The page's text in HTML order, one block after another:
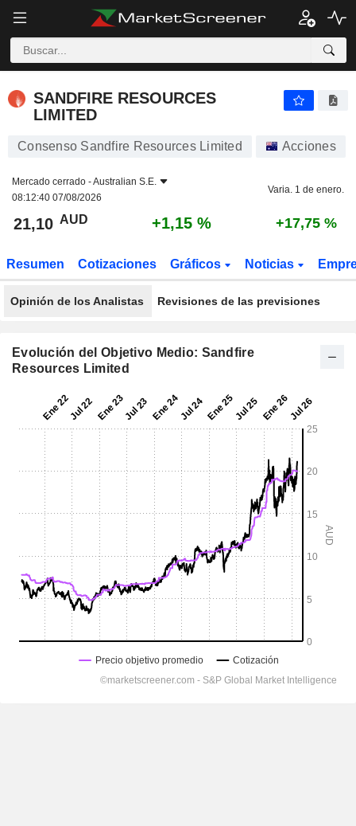
SANDFIRE RESOURCES
LIMITED
Consenso Sandfire Resources Limited Acciones
Mercado cerrado -Australian S.E.
08:12:40 07/08/2026
Varia. 1 de enero.
21,10 AUD +1,15 % +17,75 %
Resumen Cotizaciones Gráficos Noticias
Opinión de los Analistas Revisiones de las previsiones
Evolución del Objetivo Medio: Sandfire
Resources Limited